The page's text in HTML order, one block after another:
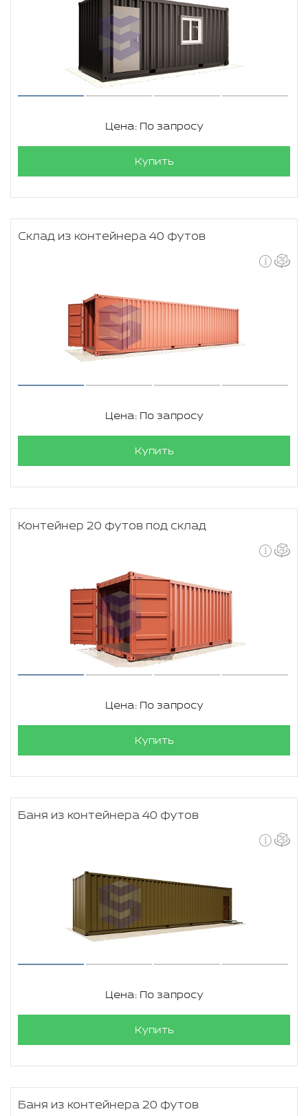
Цена: По запросу
Купить
Склад из контейнера 40 футов
Цена: По запросу
Купить
Контейнер 20 футов под склад
Цена: По запросу
Купить
Баня из контейнера 40 футов
Цена: По запросу
Купить
Баня из контейнера 20 футов